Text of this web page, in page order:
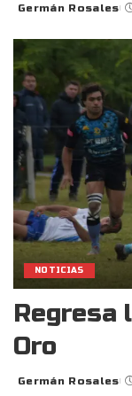
Posted
Germán Rosales
NOTICIAS
Regresa
Oro
Posted
Germán Rosales